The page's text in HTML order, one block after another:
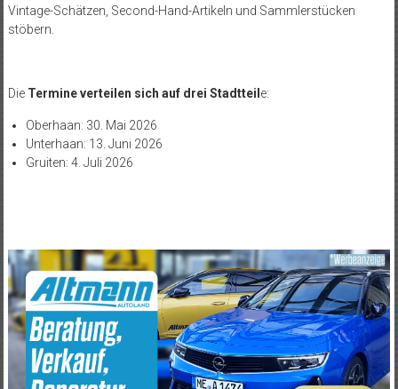
Vintage-Schätzen, Second-Hand-Artikeln und Sammlerstücken
stöbern.
Die Termine verteilen sich auf drei Stadtteil e:
Oberhaan: 30. Mai 2026
Unterhaan: 13. Juni 2026
Gruiten: 4. Juli 2026